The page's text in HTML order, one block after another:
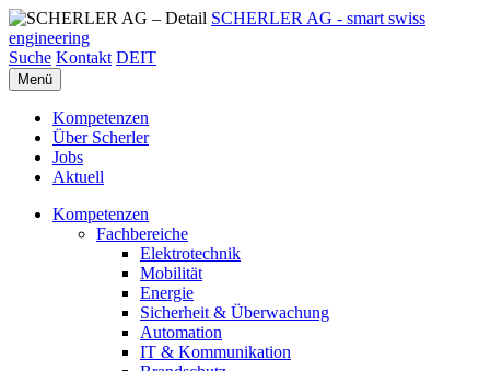
SCHERLER AG - smart swiss
engineering
Suche Kontakt DEIT
Menü
Kompetenzen
Über Scherler
Jobs
Aktuell
Kompetenzen
Fachbereiche
Elektrotechnik
Mobilität
Energie
Sicherheit & Überwachung
Automation
IT & Kommunikation